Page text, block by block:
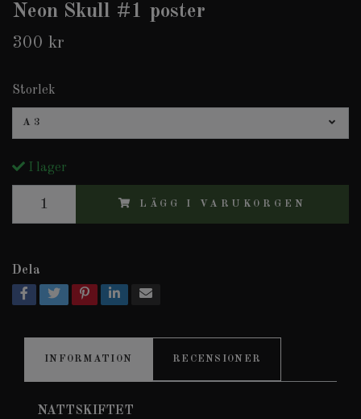
Neon Skull #1 poster
300 kr
Storlek
A3
I lager
LÄGG I VARUKORGEN
Dela
INFORMATION RECENSIONER
NATTSKIFTET